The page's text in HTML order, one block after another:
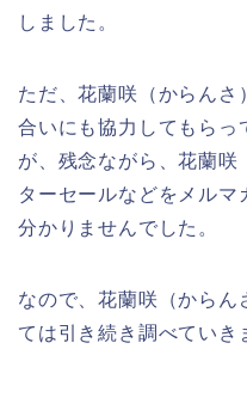
しました。
ただ、花蘭咲（からんさ
合いにも協力してもらっ
が、残念ながら、花蘭咲
ターセールなどをメルマ
分かりませんでした。
なので、花蘭咲（からん
ては引き続き調べていき